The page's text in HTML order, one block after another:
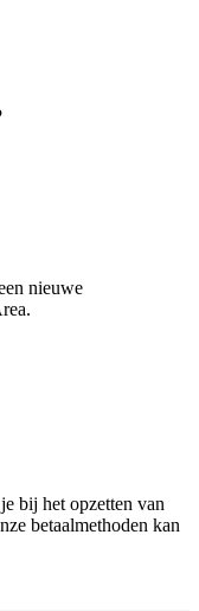
nieuwe
bij het opzetten van
betaalmethoden kan